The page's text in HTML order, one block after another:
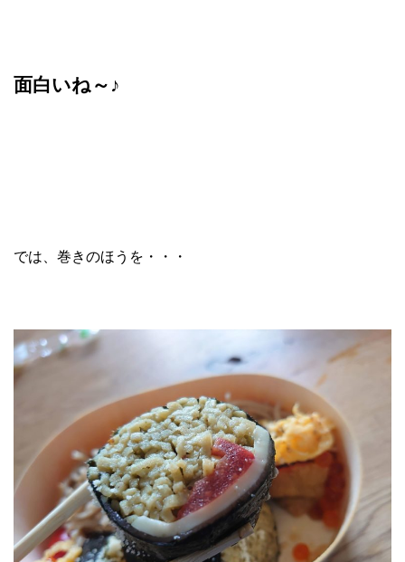
面白いね～♪
では、巻きのほうを・・・